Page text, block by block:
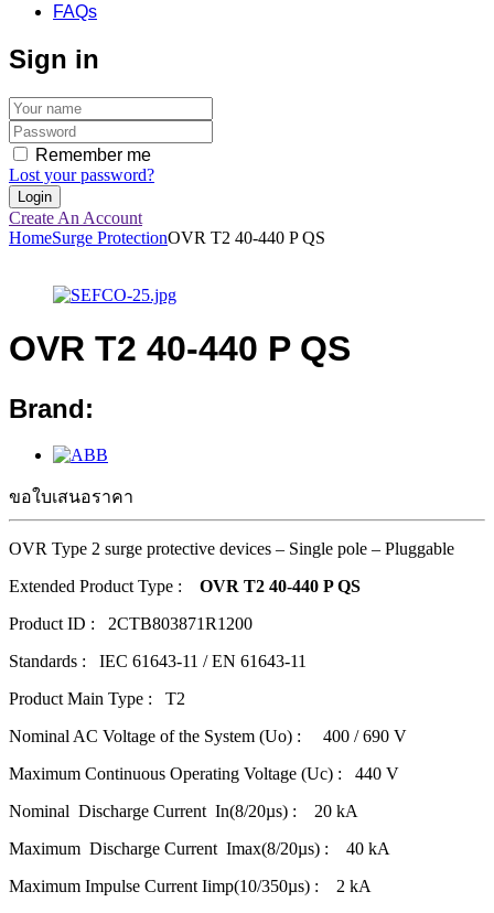
FAQs
Sign in
Remember me
Lost your password?
Create An Account
HomeSurge ProtectionOVR T2 40-440 P QS
OVR T2 40-440 P QS
Brand:
ขอใบเสนอราคา
OVR Type 2 surge protective devices – Single pole – Pluggable
Extended Product Type : OVR T2 40-440 P QS
Product ID : 2CTB803871R1200
Standards : IEC 61643-11 / EN 61643-11
Product Main Type : T2
Nominal AC Voltage of the System (Uo) : 400 / 690 V
Maximum Continuous Operating Voltage (Uc) : 440 V
Nominal Discharge Current In(8/20µs) : 20 kA
Maximum Discharge Current Imax(8/20µs) : 40 kA
Maximum Impulse Current Iimp(10/350µs) : 2 kA